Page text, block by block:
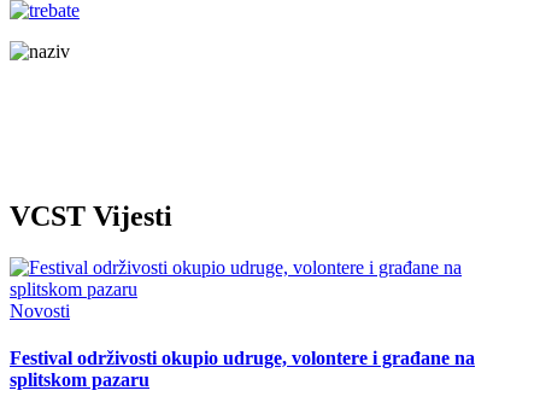
VCST Vijesti
Novosti
Festival održivosti okupio udruge, volontere i građane na
splitskom pazaru